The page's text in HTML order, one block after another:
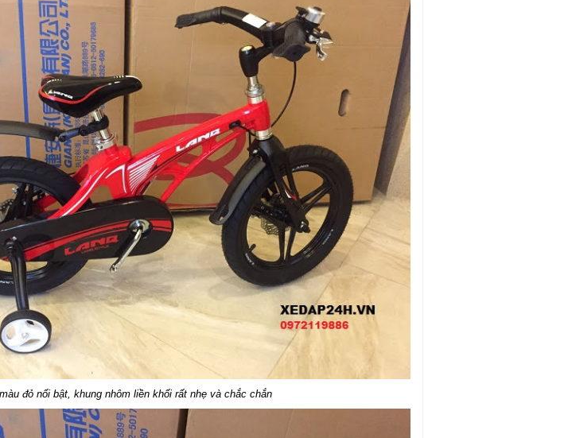
màu đỏ nổi bật, khung nhôm liền khối rất nhẹ và chắc chắn